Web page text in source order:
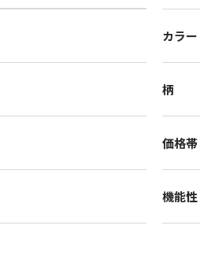
カラー
柄
価格帯
機能性